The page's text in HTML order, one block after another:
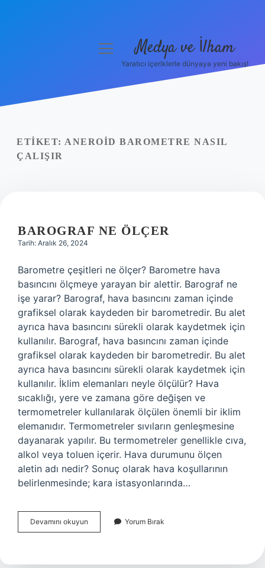
Yasal Uyarı
menüyüMedya ve İlham
Yaratıcı içeriklerle dünyaya yeni bakış!
ETIKET: ANEROID BAROMETRE NASIL
ÇALIŞIR
BAROGRAF NE ÖLÇER
Tarih: Aralık 26, 2024
Barometre çeşitleri ne ölçer? Barometre hava
basıncını ölçmeye yarayan bir alettir. Barograf ne
işe yarar? Barograf, hava basıncını zaman içinde
grafiksel olarak kaydeden bir barometredir. Bu alet
ayrıca hava basıncını sürekli olarak kaydetmek için
kullanılır. Barograf, hava basıncını zaman içinde
grafiksel olarak kaydeden bir barometredir. Bu alet
ayrıca hava basıncını sürekli olarak kaydetmek için
kullanılır. İklim elemanları neyle ölçülür? Hava
sıcaklığı, yere ve zamana göre değişen ve
termometreler kullanılarak ölçülen önemli bir iklim
elemanıdır. Termometreler sıvıların genleşmesine
dayanarak yapılır. Bu termometreler genellikle cıva,
alkol veya toluen içerir. Hava durumunu ölçen
aletin adı nedir? Sonuç olarak hava koşullarının
belirlenmesinde; kara istasyonlarında…
Devamını okuyun Barograf
Ne
Yorum Bırak